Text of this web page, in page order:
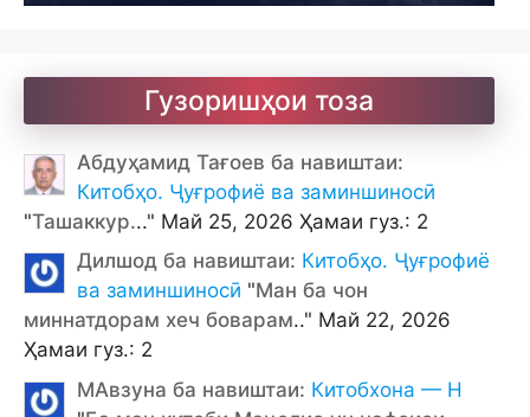
Гузоришҳои тоза
Абдуҳамид Тағоев ба навиштаи:
Китобҳо. Ҷуғрофиё ва заминшиносӣ
"Ташаккур..." Май 25, 2026 Ҳамаи гуз.: 2
Дилшод ба навиштаи: Китобҳо. Ҷуғрофиё
ва заминшиносӣ "Ман ба чон
миннатдорам хеч боварам.." Май 22, 2026
Ҳамаи гуз.: 2
МАвзуна ба навиштаи: Китобхона — Н